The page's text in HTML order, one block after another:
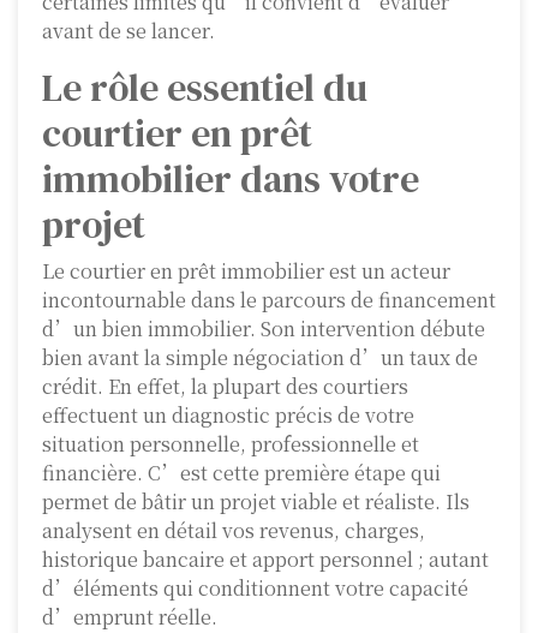
avant de se lancer.
Le rôle essentiel du
courtier en prêt
immobilier dans votre
projet
Le courtier en prêt immobilier est un acteur
incontournable dans le parcours de financement
d’un bien immobilier. Son intervention débute
bien avant la simple négociation d’un taux de
crédit. En effet, la plupart des courtiers
effectuent un diagnostic précis de votre
situation personnelle, professionnelle et
financière. C’est cette première étape qui
permet de bâtir un projet viable et réaliste. Ils
analysent en détail vos revenus, charges,
historique bancaire et apport personnel ; autant
d’éléments qui conditionnent votre capacité
d’emprunt réelle.